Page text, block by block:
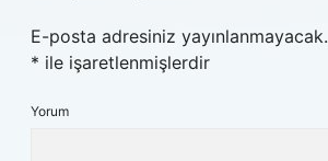
E-posta adresiniz yayınlanmayacak.
* ile işaretlenmişlerdir
Yorum